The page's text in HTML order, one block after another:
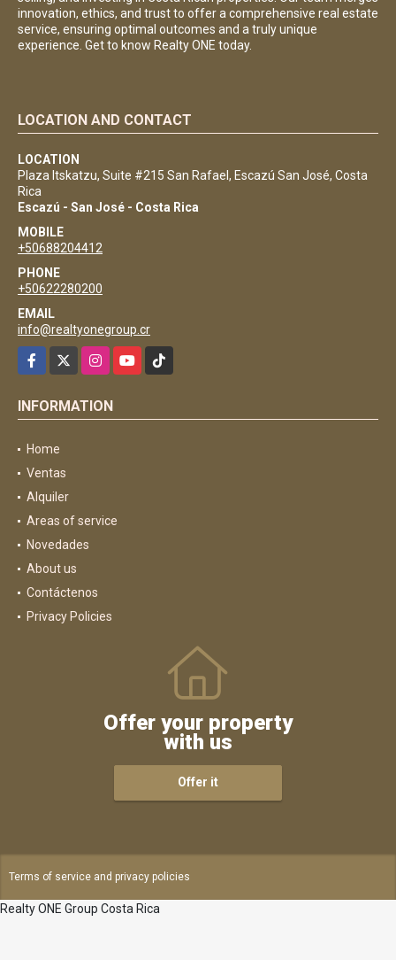
innovation, ethics, and trust to offer a comprehensive real estate
service, ensuring optimal outcomes and a truly unique
experience. Get to know Realty ONE today.
LOCATION AND CONTACT
LOCATION
Plaza Itskatzu, Suite #215 San Rafael, Escazú San José, Costa
Rica
Escazú - San José - Costa Rica
MOBILE
+50688204412
PHONE
+50622280200
EMAIL
info@realtyonegroup.cr
Facebook
InstagramYouTubeTikTok
INFORMATION
Home
Ventas
Alquiler
Areas of service
Novedades
About us
Contáctenos
Privacy Policies
Offer your property
with us
Offer it
Terms of service and privacy policies
Realty ONE Group Costa Rica